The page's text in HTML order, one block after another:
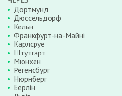
Дортмунд
Дюссельдорф
Кельн
Франкфурт-на-Майні
Карлсруе
Штутгарт
Мюнхен
Регенсбург
Нюрнберг
Берлін